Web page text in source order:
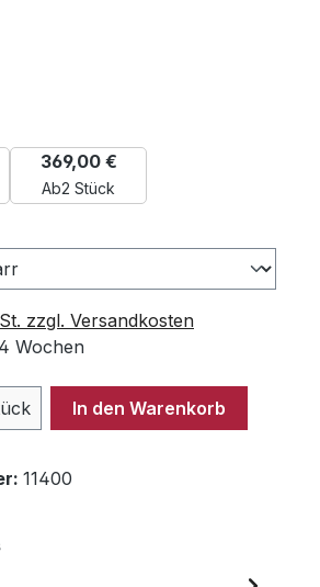
Ab2 Stück
369,00 €
zzgl. Versandkosten
Wochen
Gib den
In den Warenkorb
11400